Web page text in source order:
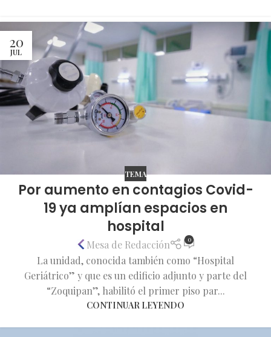
20
JUL
TEMA
Por aumento en contagios Covid-
19 ya amplían espacios en
hospital
Mesa de Redacción 0
La unidad, conocida también como “Hospital
Geriátrico” y que es un edificio adjunto y parte del
“Zoquipan”, habilitó el primer piso par...
CONTINUAR LEYENDO